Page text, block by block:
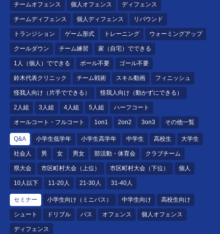
チームオフェンス 個人オフェンス ディフェンス
チームディフェンス 個人ディフェンス リバウンド
トランジション ゲーム形式 トレーニング ウォーミングアップ
クールダウン チーム練習 家（自宅）でできる
1人（個人）でできる ボール不要 ゴール不要
鈴木代表クリニック チーム戦術 スキル動画 フィニッシュ
怪我人向け（片手でできる） 怪我人向け（動かずにできる）
2人組 3人組 4人組 5人組 ハーフコート
オールコート・フルコート 1on1 2on2 3on3 その他一覧
Q&A 小学生低学年 小学生高学年 中学生 高校生 大学生
社会人 男 女 男女 部活動・体育会 クラブチーム
県大会 市区町村大会（上位） 市区町村大会（下位） 個人
10人以下 11-20人 21-30人 31-40人
セミナー 小学生向け（ミニバス） 中学生向け 高校生向け
シュート ドリブル パス オフェンス 個人オフェンス
ディフェンス